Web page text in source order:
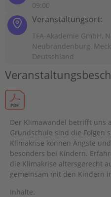
09:00
Veranstaltungsort:
TFA-Akademie GmbH,
Neubrandenburg,
Deutschland
Der Klimawandel betrifft uns
Grundschule sind die Folgen
Klimakrise können Ängste
besonders bei Kindern.
die Klimakrise altersgerecht
gemeinsam mit den Kindern
Inhalte: